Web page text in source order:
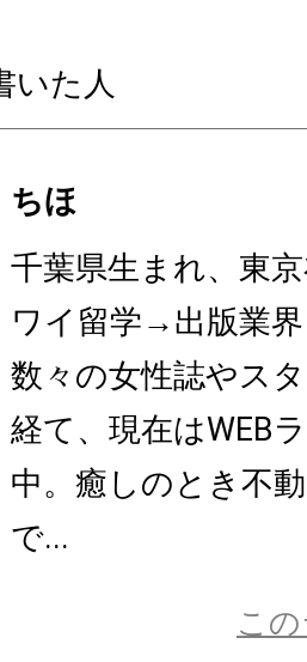
いた人
ちほ
千葉県生まれ、東
ワイ留学→出版業
数々の女性誌やス
経て、現在はWEB
中。癒しのとき不
で...
こ